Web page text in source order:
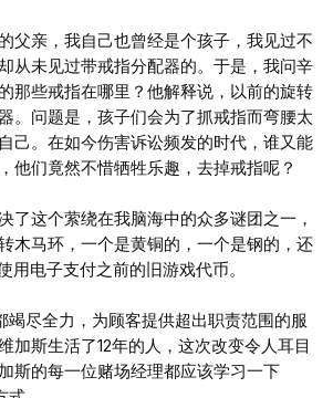
父亲，我自己也曾经是个孩子，我见过不
从未见过带戒指分配器的。于是，我问辛
那些戒指在哪里？他解释说，以前的旋转
。问题是，孩子们会为了抓戒指而弯腰太
己。在如今伤害诉讼频发的时代，谁又能
他们竟然不惜牺牲乐趣，去掉戒指呢？
了这个萦绕在我脑海中的众多谜团之一，
木马环，一个是黄铜的，一个是钢的，还
电子支付之前的旧游戏代币。
尽全力，为顾客提供超出职责范围的服
加斯生活了12年的人，这次改变令人耳目
斯的每一位赌场经理都应该学习一下